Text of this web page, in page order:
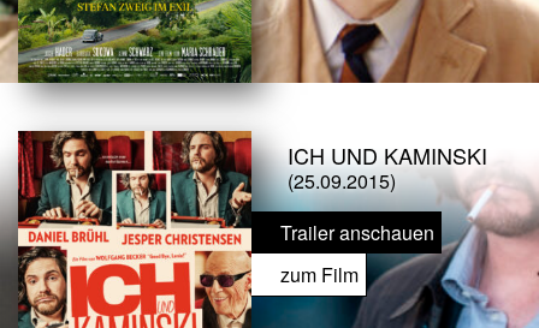
ICH UND KAMINSKI
(25.09.2015)
Trailer anschauen
zum Film